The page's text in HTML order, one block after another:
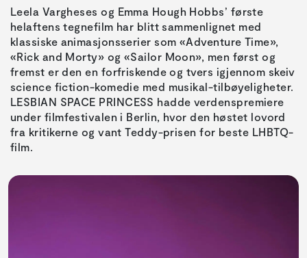
Leela Vargheses og Emma Hough Hobbs’ første
helaftens tegnefilm har blitt sammenlignet med
klassiske animasjonsserier som «Adventure Time»,
«Rick and Morty» og «Sailor Moon», men først og
fremst er den en forfriskende og tvers igjennom skeiv
science fiction-komedie med musikal-tilbøyeligheter.
LESBIAN SPACE PRINCESS hadde verdenspremiere
under filmfestivalen i Berlin, hvor den høstet lovord
fra kritikerne og vant Teddy-prisen for beste LHBTQ-
film.